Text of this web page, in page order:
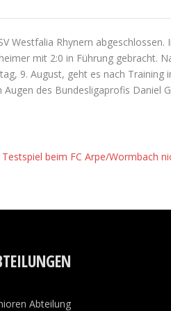
Westfalia Rhynern abgeschlossen.
mit 2:0 in Führung gebracht.
9. August, geht es nach Training
des Bundesligaprofis Daniel
beim FC Arpe/Wormbach
Abteilung